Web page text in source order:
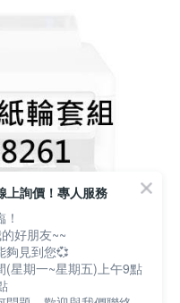
上詢價！專人服務
好朋友~~
夠見到您💞
(星期一~星期五)上午9點